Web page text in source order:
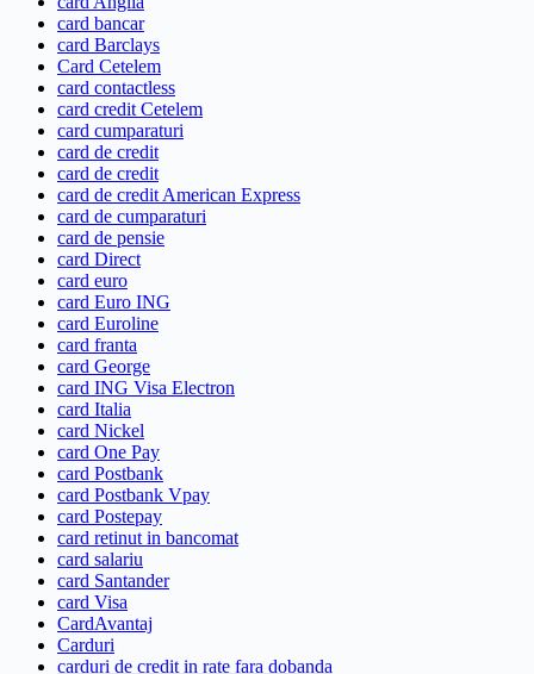
card bancar
card Barclays
Card Cetelem
card contactless
card credit Cetelem
card cumparaturi
card de credit
card de credit
card de credit American Express
card de cumparaturi
card de pensie
card Direct
card euro
card Euro ING
card Euroline
card franta
card George
card ING Visa Electron
card Italia
card Nickel
card One Pay
card Postbank
card Postbank Vpay
card Postepay
card retinut in bancomat
card salariu
card Santander
card Visa
CardAvantaj
Carduri
carduri de credit in rate fara dobanda